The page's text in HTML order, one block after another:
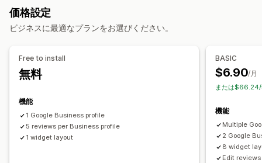
フォーム レビューの移行
表示オプション
価格設定
ビジネスに最適なプランをお選びください。
Free to install
無料
機能
1 Google Business profile
5 reviews per Business profile
1 widget layout
BASIC
$6.90/月
または
機能
Multiple
2 Google
8 widget
Edit reviews